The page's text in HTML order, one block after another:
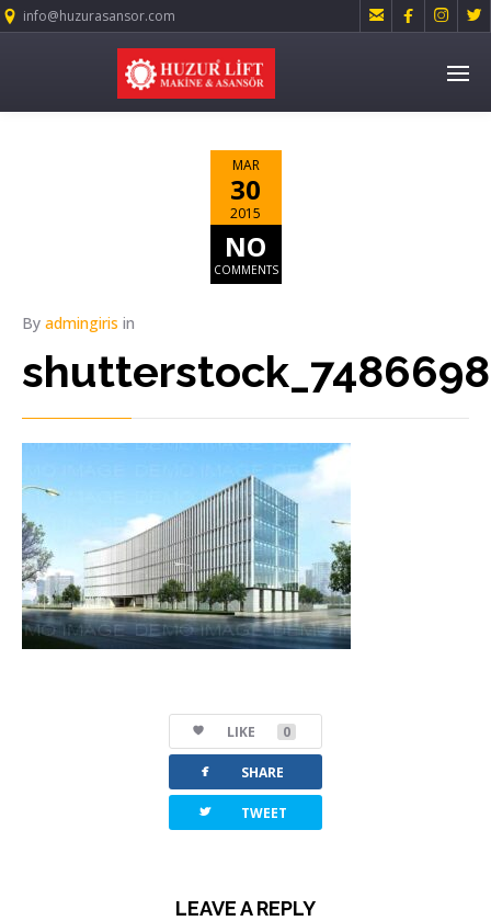
info@huzurasansor.com    
MAR
30
2015
NO
COMMENTS
By admingiris in
LIKE 0
facebook SHARE
twitterbird TWEET
LEAVE A REPLY